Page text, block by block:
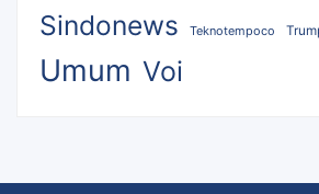
Sindonews Teknotempoco
Umum Voi